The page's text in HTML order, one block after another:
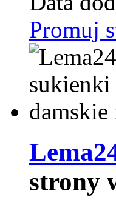
Promuj
strony